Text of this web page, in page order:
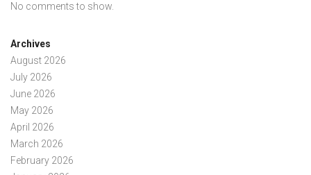
No comments to show.
Archives
August 2026
July 2026
June 2026
May 2026
April 2026
March 2026
February 2026